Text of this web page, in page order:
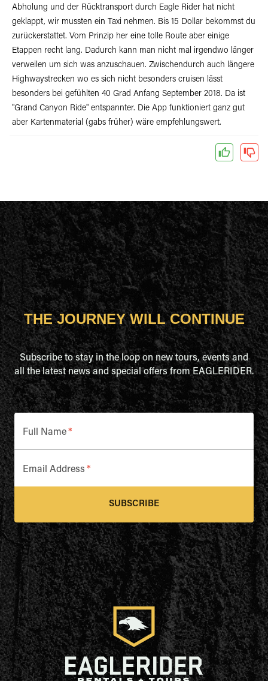
Abholung und der Rücktransport durch Eagle Rider hat nicht
geklappt, wir mussten ein Taxi nehmen. Bis 15 Dollar bekommst du
zurückerstattet. Vom Prinzip her eine tolle Route aber einige
Etappen recht lang. Dadurch kann man nicht mal irgendwo länger
verweilen um sich was anzuschauen. Zwischendurch auch längere
Highwaystrecken wo es sich nicht besonders cruisen lässt
besonders bei gefühlten 40 Grad Anfang September 2018. Da ist
"Grand Canyon Ride" entspannter. Die App funktioniert ganz gut
aber Kartenmaterial (gabs früher) wäre empfehlungswert.
THE JOURNEY WILL CONTINUE
Subscribe to stay in the loop on new tours, events and
all the latest news and special offers from EAGLERIDER.
Full Name*
Email Address *
SUBSCRIBE